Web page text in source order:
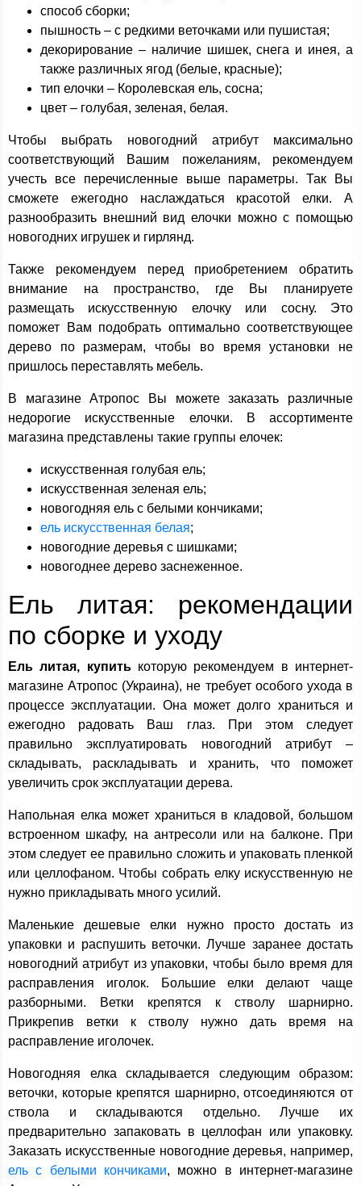
способ сборки;
пышность – с редкими веточками или пушистая;
декорирование – наличие шишек, снега и инея, а
также различных ягод (белые, красные);
тип елочки – Королевская ель, сосна;
цвет – голубая, зеленая, белая.
Чтобы выбрать новогодний атрибут максимально
соответствующий Вашим пожеланиям, рекомендуем
учесть все перечисленные выше параметры. Так Вы
сможете ежегодно наслаждаться красотой елки. А
разнообразить внешний вид елочки можно с помощью
новогодних игрушек и гирлянд.
Также рекомендуем перед приобретением обратить
внимание на пространство, где Вы планируете
размещать искусственную елочку или сосну. Это
поможет Вам подобрать оптимально соответствующее
дерево по размерам, чтобы во время установки не
пришлось переставлять мебель.
В магазине Атропос Вы можете заказать различные
недорогие искусственные елочки. В ассортименте
магазина представлены такие группы елочек:
искусственная голубая ель;
искусственная зеленая ель;
новогодняя ель с белыми кончиками;
ель искусственная белая;
новогодние деревья с шишками;
новогоднее дерево заснеженное.
Ель литая: рекомендации
по сборке и уходу
Ель литая, купитькоторую рекомендуем в интернет-
магазине Атропос (Украина), не требует особого ухода в
процессе эксплуатации. Она может долго храниться и
ежегодно радовать Ваш глаз. При этом следует
правильно эксплуатировать новогодний атрибут –
складывать, раскладывать и хранить, что поможет
увеличить срок эксплуатации дерева.
Напольная елка может храниться в кладовой, большом
встроенном шкафу, на антресоли или на балконе. При
этом следует ее правильно сложить и упаковать пленкой
или целлофаном. Чтобы собрать елку искусственную не
нужно прикладывать много усилий.
Маленькие дешевые елки нужно просто достать из
упаковки и распушить веточки. Лучше заранее достать
новогодний атрибут из упаковки, чтобы было время для
расправления иголок. Большие елки делают чаще
разборными. Ветки крепятся к стволу шарнирно.
Прикрепив ветки к стволу нужно дать время на
расправление иголочек.
Новогодняя елка складывается следующим образом:
веточки, которые крепятся шарнирно, отсоединяются от
ствола и складываются отдельно. Лучше их
предварительно запаковать в целлофан или упаковку.
Заказать искусственные новогодние деревья, например,
ель с белыми кончиками, можно в интернет-магазине